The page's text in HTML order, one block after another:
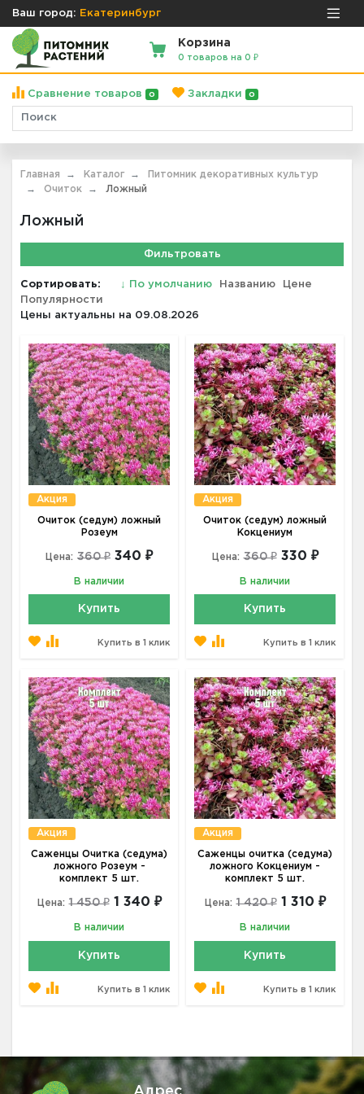
Ваш город: Екатеринбург
Корзина
0 товаров на 0 ₽
Сравнение товаров 0 Закладки 0
Главная Каталог
Питомник декоративных культур
Очиток
Ложный
Ложный
Фильтровать
Сортировать: ↓ По умолчанию Названию
Цене
Популярности
Цены актуальны на 09.08.2026
Акция
Очиток (седум) ложный
Розеум
Цена: 360 ₽ 340 ₽
В наличии
Купить
Купить в 1 клик
Акция
Очиток (седум) ложный
Кокцениум
Цена: 360 ₽ 330 ₽
В наличии
Купить
Купить в 1 клик
Акция
Саженцы Очитка (седума)
ложного Розеум -
комплект 5 шт.
Цена: 1 450 ₽ 1 340 ₽
В наличии
Купить
Купить в 1 клик
Акция
Саженцы очитка (седума)
ложного Кокцениум -
комплект 5 шт.
Цена: 1 420 ₽ 1 310 ₽
В наличии
Купить
Купить в 1 клик
Адрес